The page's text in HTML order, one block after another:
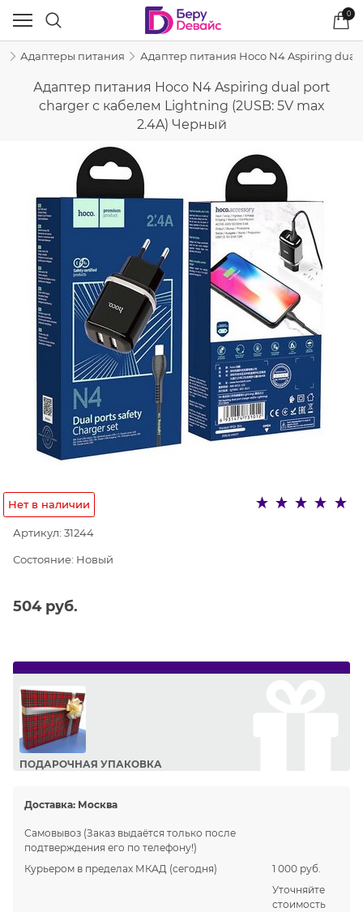
0
Адаптеры питания Адаптер питания Hoco N4 Aspiring
Адаптер питания Hoco N4 Aspiring dual port
charger с кабелем Lightning (2USB: 5V max
2.4A) Черный
Нет в наличии
Артикул: 31244
Состояние: Новый
504 руб.
ПОДАРОЧНАЯ УПАКОВКА
Доставка: Москва
Самовывоз (Заказ выдаётся только после
подтверждения его по телефону!)
Курьером в пределах МКАД (сегодня) 1 000 руб.
Уточняйте
стоимость